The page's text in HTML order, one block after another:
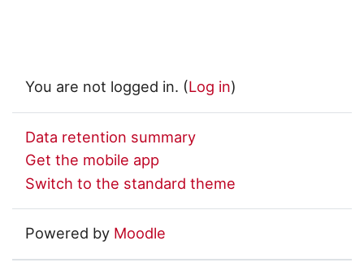
You are not logged in. (Log in)
Data retention summary
Get the mobile app
Switch to the standard theme
Powered by Moodle